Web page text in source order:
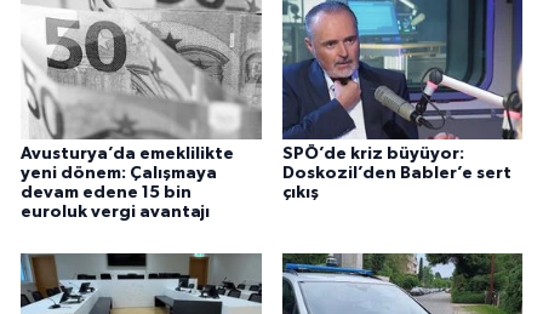
Avusturya’da emeklilikte
yeni dönem: Çalışmaya
devam edene 15 bin
euroluk vergi avantajı
SPÖ’de kriz büyüyor:
Doskozil’den Babler’e sert
çıkış